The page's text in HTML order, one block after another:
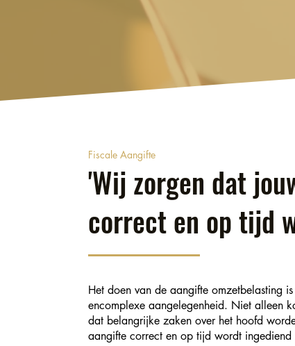
Fiscale Aangifte
'Wij zorgen dat
correct en op tijd
Het doen van de aangifte omzetbelasting
encomplexe aangelegenheid. Niet alleen
dat belangrijke zaken over het hoofd
aangifte correct en op tijd wordt